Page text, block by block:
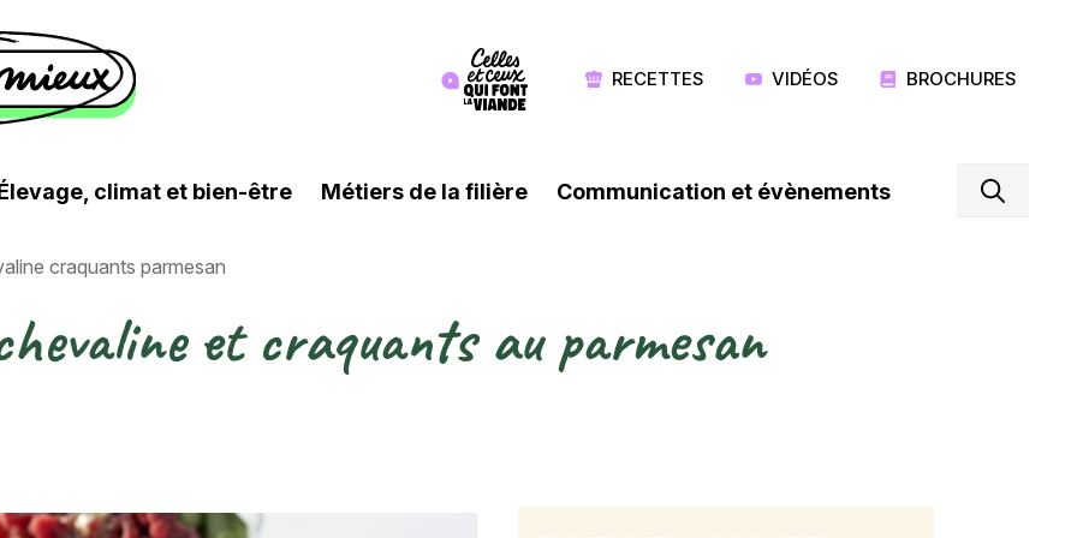
Image
RECETTES VIDÉOS BROCHURES
climat et bien-être Métiers de la filière Communication et évènements
craquants parmesan
et craquants au parmesan